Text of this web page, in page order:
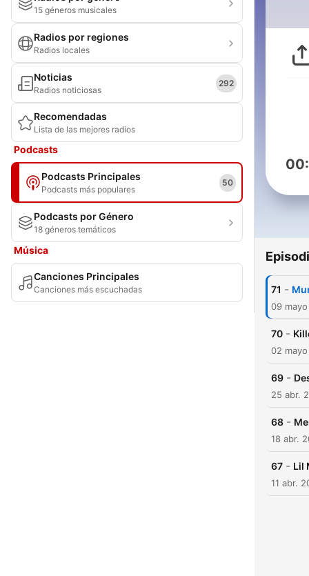
15 géneros musicales
Radios por regiones
Radios locales
Noticias
Radios noticiosas
292
Recomendadas
Lista de las mejores radios
Podcasts
Podcasts Principales
Podcasts más populares
50
Podcasts por Género
18 géneros temáticos
Música
Canciones Principales
Canciones más escuchadas 71 -
09
70 -
02
69 -
25 abr.
68 -
18 abr.
67 - Lil
11 abr.